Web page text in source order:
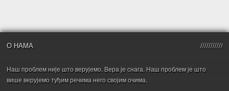
О НАМА
Наш проблем није што верујемо. Вера је снага. Наш проблем је што
више верујемо туђим речима него својим очима.